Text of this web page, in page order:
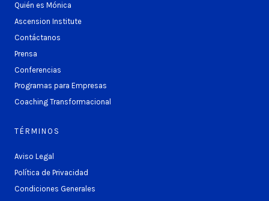
Quién es Mónica
Ascension Institute
Contáctanos
Prensa
Conferencias
Programas para Empresas
Coaching Transformacional
TÉRMINOS
Aviso Legal
Política de Privacidad
Condiciones Generales